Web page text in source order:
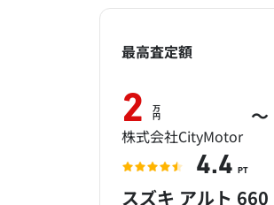
スズキ アルト 660
最高査定額
2 万
円 ～
株式会社CityMotor
4.4 PT